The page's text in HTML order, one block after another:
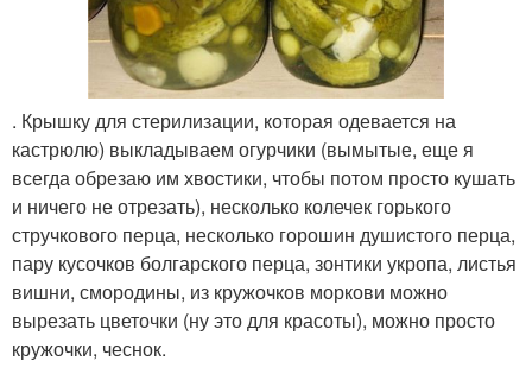
. Крышку для стерилизации, которая одевается на
кастрюлю) выкладываем огурчики (вымытые, еще я
всегда обрезаю им хвостики, чтобы потом просто кушать
и ничего не отрезать), несколько колечек горького
стручкового перца, несколько горошин душистого перца,
пару кусочков болгарского перца, зонтики укропа, листья
вишни, смородины, из кружочков моркови можно
вырезать цветочки (ну это для красоты), можно просто
кружочки, чеснок.